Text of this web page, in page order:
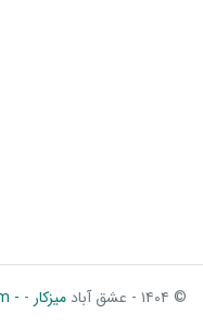
© ۱۴۰۴ - عشق آباد میزکار - - crm - نرم افزار ابری مدیریت کسب و کار